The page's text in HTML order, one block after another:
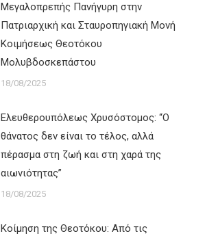
Μεγαλοπρεπής Πανήγυρη στην
Πατριαρχική και Σταυροπηγιακή Μονή
Κοιμήσεως Θεοτόκου
Μολυβδοσκεπάστου
18/08/2025
Ελευθερουπόλεως Χρυσόστομος: “Ο
θάνατος δεν είναι το τέλος, αλλά
πέρασμα στη ζωή και στη χαρά της
αιωνιότητας”
18/08/2025
Κοίμηση της Θεοτόκου: Aπό τις